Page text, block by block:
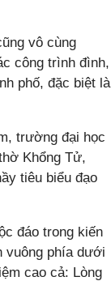
vô cùng
công trình đình,
phố, đặc biệt là
trường đại học
Khổng Tử,
tiêu biểu đạo
đáo trong kiến
vuông phía dưới
cao cả: Lòng